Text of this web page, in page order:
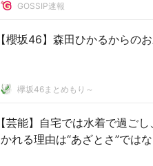
GOSSIP速報
【櫻坂46】森田ひかるからの
欅坂46まとめもり～
【芸能】自宅では水着で過ご
かれる理由は“あざとさ”では